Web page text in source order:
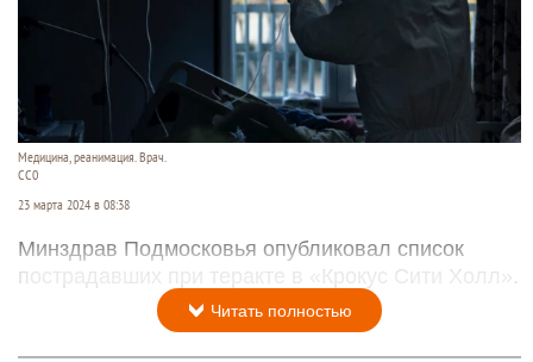
Медицина, реанимация. Врач.
CC0
23 марта 2024 в 08:38
Минздрав Подмосковья опубликовал список
пострадавших при теракте в «Крокус Сити Холл».
Читать полностью